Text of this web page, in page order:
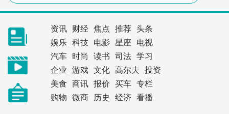
资讯 财经 焦点 推荐
头条
娱乐
科技 电影 星座
电视
汽车
时尚 读书 司法
学习
企业
游戏 文化 高尔夫
投资
美食
商讯 报价 买车
专栏
购物
微商 历史 经济 看播